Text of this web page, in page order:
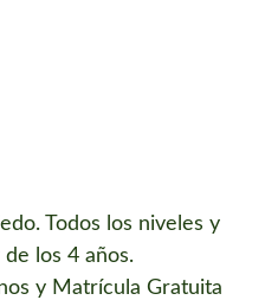
Todos los niveles y
los 4 años.
y Matrícula Gratuita